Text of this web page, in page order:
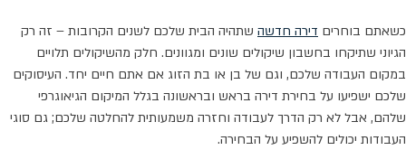
כשאתם בוחרים דירה חדשה שתהיה הבית שלכם לשנים הקרובות – זה רק
הגיוני שתיקחו בחשבון שיקולים שונים ומגוונים. חלק מהשיקולים תלויים
במקום העבודה שלכם, וגם של בן או בת הזוג אם אתם חיים יחד. העיסוקים
שלכם ישפיעו על בחירת דירה בראש ובראשונה בגלל המיקום הגיאוגרפי
שלהם, אבל לא רק הדרך לעבודה וחזרה משמעותית להחלטה שלכם; גם סוגי
העבודות יכולים להשפיע על הבחירה.